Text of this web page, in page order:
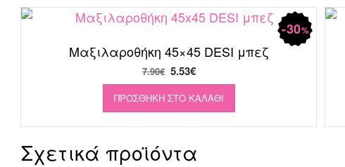
30%
Μαξιλαροθήκη 45×45 DESI μπεζ
7.90€ Original
price
was:
7.90€.
5.53€Η
τρέχουσα
τιμή
είναι:
5.53€.
ΠΡΟΣΘΉΚΗ ΣΤΟ ΚΑΛΆΘΙ
Σχετικά προϊόντα